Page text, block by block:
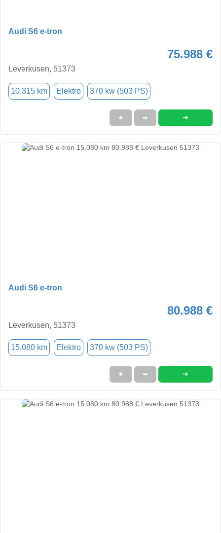
Audi S6 e-tron
75.988 €
Leverkusen, 51373
10.315 km Elektro 370 kw (503 PS)
★ ➦ ➜
Audi S6 e-tron
80.988 €
Leverkusen, 51373
15.080 km Elektro 370 kw (503 PS)
★ ➦ ➜